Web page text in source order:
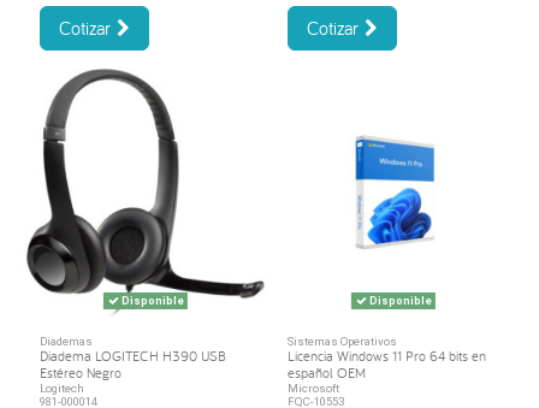
Cotizar Cotizar
Disponible
Diademas
Diadema LOGITECH H390 USB
Estéreo Negro
Logitech
981-000014
Disponible
Sistemas Operativos
Licencia Windows 11 Pro 64 bits en
español OEM
Microsoft
FQC-10553